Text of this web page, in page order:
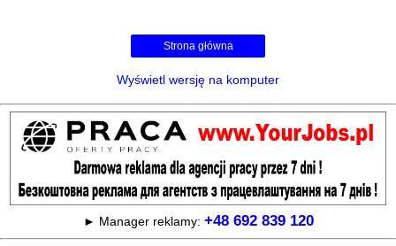
Strona główna
Wyświetl wersję na komputer
► Manager reklamy: +48 692 839 120